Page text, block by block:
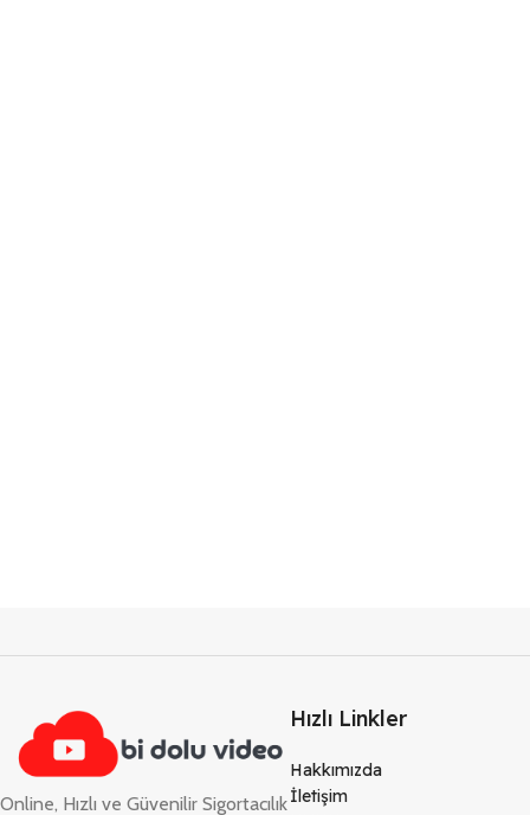
Online, Hızlı ve Güvenilir Sigortacılık
Hızlı Linkler
Hakkımızda
İletişim